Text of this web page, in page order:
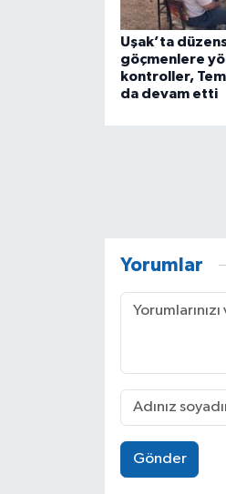
Uşak’ta
göçmenlere
kontroller,
da devam etti
Yorumlar
Gönder